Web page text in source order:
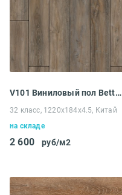
V101 Виниловый пол Betta Villa Дуб Виано
32 класс, 1220x184x4.5, Китай
на складе
2 600 руб/м2